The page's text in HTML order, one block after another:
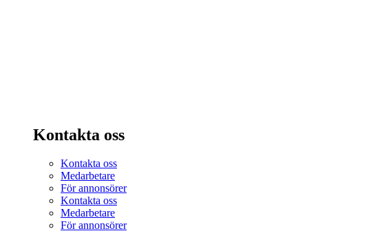
Kontakta oss
Kontakta oss
Medarbetare
För annonsörer
Kontakta oss
Medarbetare
För annonsörer